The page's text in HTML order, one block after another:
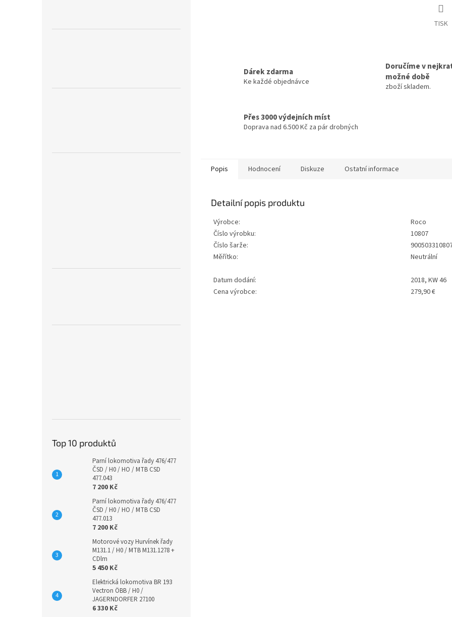
Top 10 produktů
Parní lokomotiva řady 476/477
ČSD / H0 / HO / MTB CSD
477.043
7 200 Kč
Parní lokomotiva řady 476/477
ČSD / H0 / HO / MTB CSD
477.013
7 200 Kč
Motorové vozy Hurvínek řady
M131.1 / H0 / MTB M131.1278 +
CDlm
5 450 Kč
Elektrická lokomotiva BR 193
Vectron ÖBB / H0 /
JAGERNDORFER 27100
6 330 Kč
TISK
Dárek zdarma
Ke každé objednávce
Doručíme v
možné době
zboží skladem.
Přes 3000 výdejních míst
Doprava nad 6.500 Kč za pár drobných
Popis Hodnocení Diskuze Ostatní informace
Detailní popis produktu
Výrobce:
Roco
Číslo výrobku:
10807
Číslo šarže:
Měřítko:
Neutrální
Datum dodání:
2018, KW 46
Cena výrobce:
279,90 €